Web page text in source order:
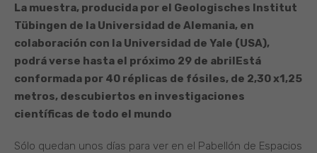
La muestra, producida por el Geologisches Institut
Tübingen de la Universidad de Alemania, en
colaboración con la Universidad de Yale (USA),
podrá verse hasta el próximo 29 de abrilEstá
conformada por 40 réplicas de fósiles, de 2,30 x1,25
metros, descubiertos en investigaciones
científicas de todo el mundo
Sólo quedan unos días para ver en el Pabellón de Espacios